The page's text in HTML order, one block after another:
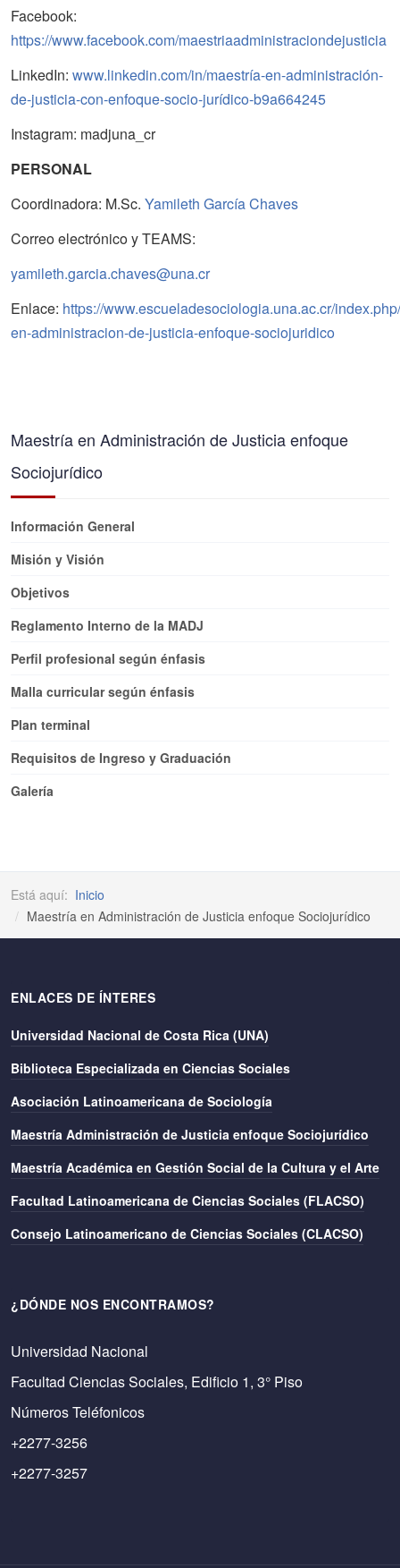
Facebook:
https://www.facebook.com/maestriaadministraciondejusticia
LinkedIn: www.linkedin.com/in/maestría-en-administración-
de-justicia-con-enfoque-socio-jurídico-b9a664245
Instagram: madjuna_cr
PERSONAL
Coordinadora: M.Sc. Yamileth García Chaves
Correo electrónico y TEAMS:
yamileth.garcia.chaves@una.cr
Enlace: https://www.escueladesociologia.una.ac.cr/
en-administracion-de-justicia-enfoque-sociojuridico
Maestría en Administración de Justicia enfoque
Sociojurídico
Información General
Misión y Visión
Objetivos
Reglamento Interno de la MADJ
Perfil profesional según énfasis
Malla curricular según énfasis
Plan terminal
Requisitos de Ingreso y Graduación
Galería
Está aquí: Inicio
Maestría en Administración de Justicia enfoque Sociojurídico
ENLACES DE ÍNTERES
Universidad Nacional de Costa Rica (UNA)
Biblioteca Especializada en Ciencias Sociales
Asociación Latinoamericana de Sociología
Maestría Administración de Justicia enfoque Sociojurídico
Maestría Académica en Gestión Social de la Cultura y el Arte
Facultad Latinoamericana de Ciencias Sociales (FLACSO)
Consejo Latinoamericano de Ciencias Sociales (CLACSO)
¿DÓNDE NOS ENCONTRAMOS?
Universidad Nacional
Facultad Ciencias Sociales, Edificio 1, 3° Piso
Números Teléfonicos
+2277-3256
+2277-3257